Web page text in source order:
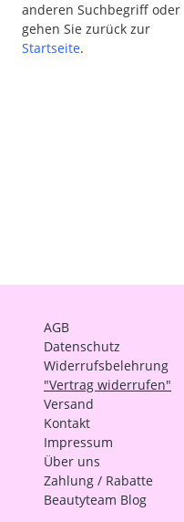
anderen Suchbegriff oder
gehen Sie zurück zur
Startseite.
AGB
Datenschutz
Widerrufsbelehrung
"Vertrag widerrufen"
Versand
Kontakt
Impressum
Über uns
Zahlung / Rabatte
Beautyteam Blog